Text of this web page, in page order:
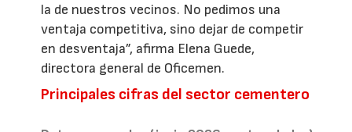
la de nuestros vecinos. No pedimos una
ventaja competitiva, sino dejar de competir
en desventaja”, afirma Elena Guede,
directora general de Oficemen.
Principales cifras del sector cementero